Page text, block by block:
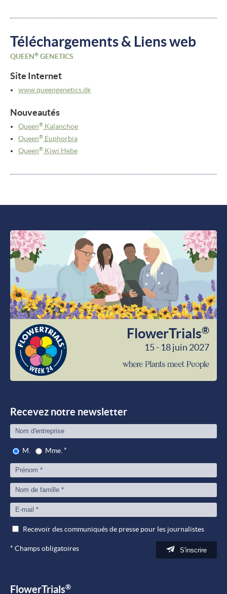
Téléchargements & Liens web
QUEEN® GENETICS
Site Internet
www.queengenetics.dk
Nouveautés
Queen® Kalanchoe
Queen® Euphorbia
Queen® Kiwi Hebe
FlowerTrials®
15 - 18 juin 2027
Recevez notre newsletter
M. Mme. *
Recevoir des communiqués de presse pour les journalistes
* Champs obligatoires S'inscrire
FlowerTrials®